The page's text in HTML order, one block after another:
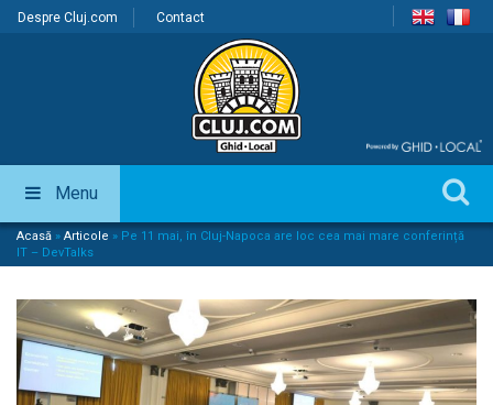
Despre Cluj.com Contact
Menu
Acasă » Articole » Pe 11 mai, în Cluj-Napoca are loc cea mai mare conferință
IT – DevTalks